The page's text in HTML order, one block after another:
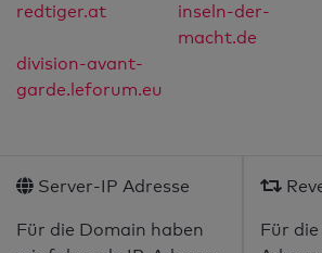
redtiger.at
inseln-der-
macht.de
division-avant-
garde.leforum.eu
Server-IP Adresse
Für die Domain haben
Für